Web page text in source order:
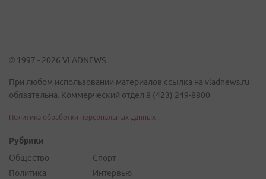
© 1997 - 2026 VLADNEWS
При любом использовании материалов ссылка на vladnews.ru
обязательна. Коммерческий отдел 8 (423) 249-8800
Политика обработки персональных данных
Рубрики
Общество
Политика
Спорт
Интервью